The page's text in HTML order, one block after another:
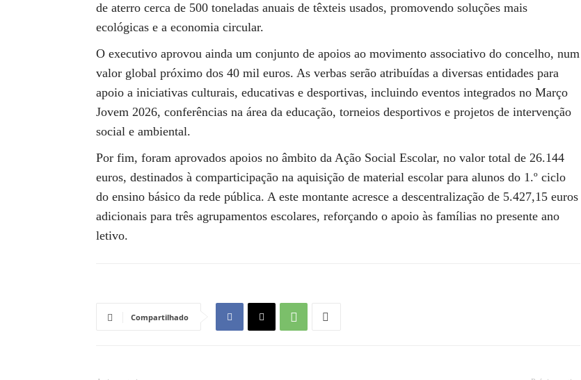
de aterro cerca de 500 toneladas anuais de têxteis usados, promovendo soluções mais
ecológicas e a economia circular.
O executivo aprovou ainda um conjunto de apoios ao movimento associativo do concelho, num
valor global próximo dos 40 mil euros. As verbas serão atribuídas a diversas entidades para
apoio a iniciativas culturais, educativas e desportivas, incluindo eventos integrados no Março
Jovem 2026, conferências na área da educação, torneios desportivos e projetos de intervenção
social e ambiental.
Por fim, foram aprovados apoios no âmbito da Ação Social Escolar, no valor total de 26.144
euros, destinados à comparticipação na aquisição de material escolar para alunos do 1.º ciclo
do ensino básico da rede pública. A este montante acresce a descentralização de 5.427,15 euros
adicionais para três agrupamentos escolares, reforçando o apoio às famílias no presente ano
letivo.
Compartilhado